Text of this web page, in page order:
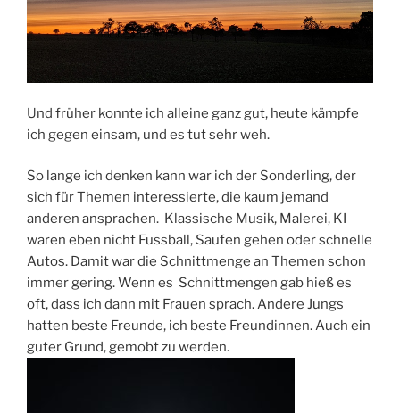
Und früher konnte ich alleine ganz gut, heute kämpfe
ich gegen einsam, und es tut sehr weh.
So lange ich denken kann war ich der Sonderling, der
sich für Themen interessierte, die kaum jemand
anderen ansprachen. Klassische Musik, Malerei, KI
waren eben nicht Fussball, Saufen gehen oder schnelle
Autos. Damit war die Schnittmenge an Themen schon
immer gering. Wenn es Schnittmengen gab hieß es
oft, dass ich dann mit Frauen sprach. Andere Jungs
hatten beste Freunde, ich beste Freundinnen. Auch ein
guter Grund, gemobt zu werden.